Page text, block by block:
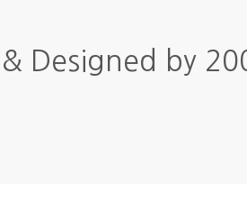
Designed by